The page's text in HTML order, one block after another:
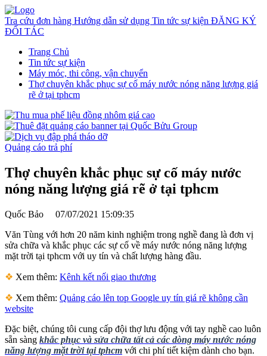
Tra cứu đơn hàng Hướng dẫn sử dụng Tin tức sự kiện ĐĂNG KÝ
ĐỐI TÁC
Trang Chủ
Tin tức sự kiện
Máy móc, thi công, vận chuyển
Thợ chuyên khắc phục sự cố máy nước nóng năng lượng giá
rẽ ở tại tphcm
Quảng cáo trả phí
Thợ chuyên khắc phục sự cố máy nước
nóng năng lượng giá rẽ ở tại tphcm
Quốc Bảo 07/07/2021 15:09:35
Văn Tùng với hơn 20 năm kinh nghiệm trong nghề đang là đơn vị
sửa chữa và khắc phục các sự cố về máy nước nóng năng lượng
mặt trời tại tphcm với uy tín và chất lượng hàng đầu.
❖ Xem thêm: Kênh kết nối giao thương
❖ Xem thêm: Quảng cáo lên top Google uy tín giá rẽ không cần
website
Đặc biệt, chúng tôi cung cấp đội thợ lưu động với tay nghề cao luôn
sẵn sàng khắc phục và sửa chữa tất cả các dòng máy nước nóng
năng lượng mặt trời tại tphcm với chi phí tiết kiệm dành cho bạn.